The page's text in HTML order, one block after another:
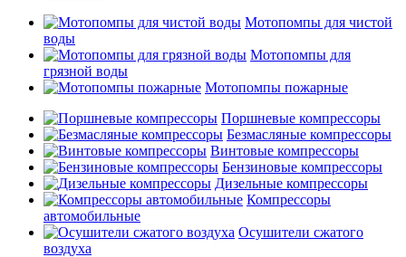
Мотопомпы для чистой
воды
Мотопомпы для
грязной воды
Мотопомпы пожарные
Поршневые компрессоры
Безмасляные компрессоры
Винтовые компрессоры
Бензиновые компрессоры
Дизельные компрессоры
Компрессоры
автомобильные
Осушители сжатого
воздуха